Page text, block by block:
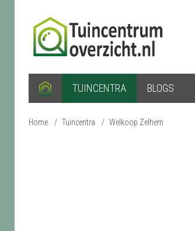
TUINCENTRA BLOGS
Home / Tuincentra / Welkoop Zelhem